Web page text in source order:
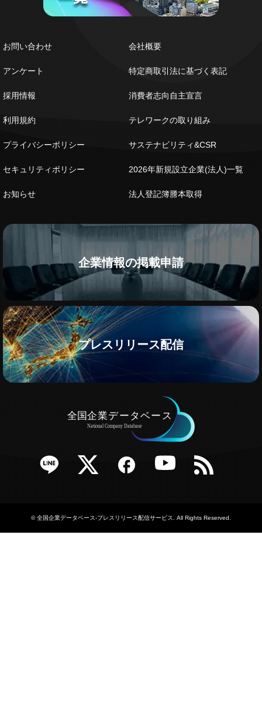
お問い合わせ
アンケート
採用情報
利用規約
プライバシーポリシー
セキュリティポリシー
お知らせ
会社概要
特定商取引法に基づく表記
消費者志向自主宣言
テレワークの取り組み
サステナビリティ&CSR
2026年新規設立企業(法人)一覧
法人登記簿謄本取得
企業情報の掲載申請
プレスリリース配信
Twitter Facebook YouTube RSS
©全国企業データベース-プレスリリース配信サービス . All Rights Reserved.